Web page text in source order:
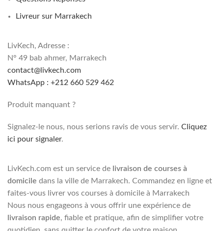
Livreur sur Marrakech
LivKech, Adresse :
N° 49 bab ahmer, Marrakech
contact@livkech.com
WhatsApp : +212 660 529 462
Produit manquant ?
Signalez-le nous, nous serions ravis de vous servir. Cliquez
ici pour signaler.
LivKech.com est un service de livraison de courses à
domicile dans la ville de Marrakech. Commandez en ligne et
faites-vous livrer vos courses à domicile à Marrakech
Nous nous engageons à vous offrir une expérience de
livraison rapide, fiable et pratique, afin de simplifier votre